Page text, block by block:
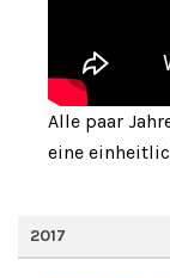
Alle paar
eine
2017